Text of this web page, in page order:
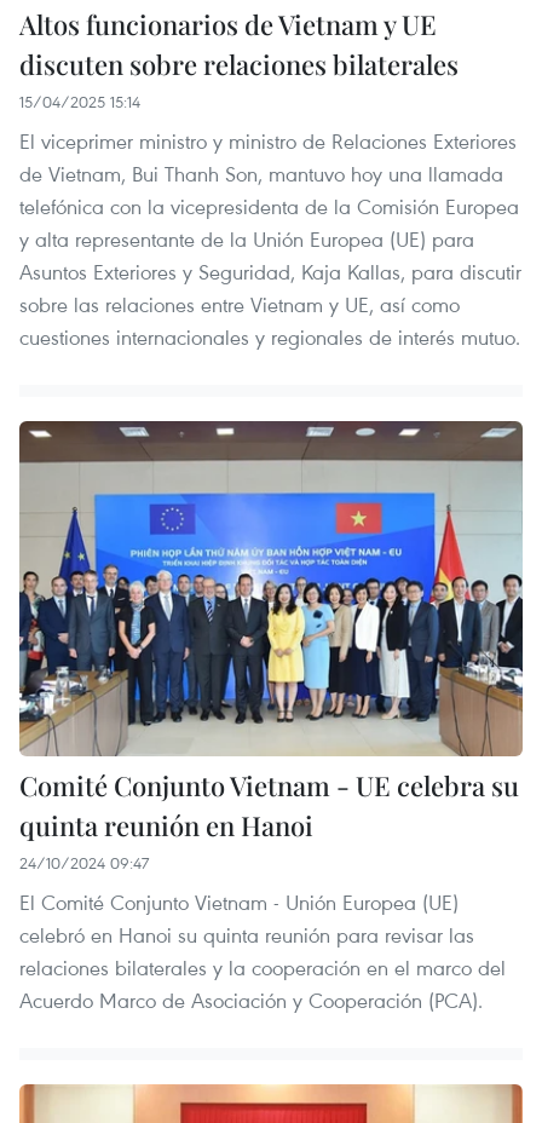
Altos funcionarios de Vietnam y UE
discuten sobre relaciones bilaterales
15/04/2025 15:14
El viceprimer ministro y ministro de Relaciones Exteriores
de Vietnam, Bui Thanh Son, mantuvo hoy una llamada
telefónica con la vicepresidenta de la Comisión Europea
y alta representante de la Unión Europea (UE) para
Asuntos Exteriores y Seguridad, Kaja Kallas, para discutir
sobre las relaciones entre Vietnam y UE, así como
cuestiones internacionales y regionales de interés mutuo.
Comité Conjunto Vietnam - UE celebra su
quinta reunión en Hanoi
24/10/2024 09:47
El Comité Conjunto Vietnam - Unión Europea (UE)
celebró en Hanoi su quinta reunión para revisar las
relaciones bilaterales y la cooperación en el marco del
Acuerdo Marco de Asociación y Cooperación (PCA).